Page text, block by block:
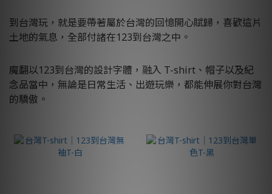
到台灣玩，就是要帶著屬於台灣的回憶開心賦歸，喜歡這片
土地的氣息，全部付諸在123到台灣之中。
魔翻以123到台灣的設計字體，融入 T-shirt、帽子以及紀
念品當中，無論是日常生活、出遊玩樂，都能伸展你對台灣
的驕傲。